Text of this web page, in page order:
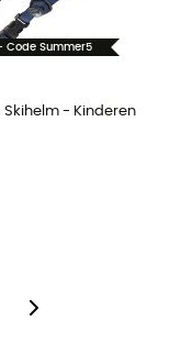
Code Summer5
Skihelm - Kinderen